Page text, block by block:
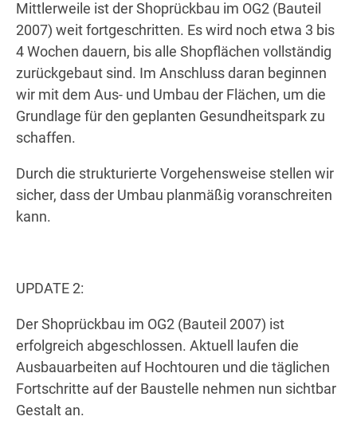
Mittlerweile ist der Shoprückbau im OG2 (Bauteil
2007) weit fortgeschritten. Es wird noch etwa 3 bis
4 Wochen dauern, bis alle Shopflächen vollständig
zurückgebaut sind. Im Anschluss daran beginnen
wir mit dem Aus- und Umbau der Flächen, um die
Grundlage für den geplanten Gesundheitspark zu
schaffen.
Durch die strukturierte Vorgehensweise stellen wir
sicher, dass der Umbau planmäßig voranschreiten
kann.
UPDATE 2:
Der Shoprückbau im OG2 (Bauteil 2007) ist
erfolgreich abgeschlossen. Aktuell laufen die
Ausbauarbeiten auf Hochtouren und die täglichen
Fortschritte auf der Baustelle nehmen nun sichtbar
Gestalt an.